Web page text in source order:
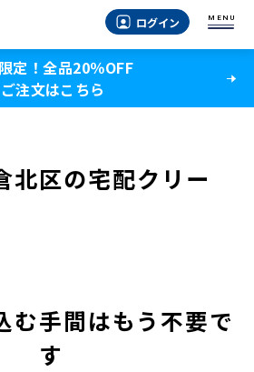
ログイン MENU
定！全品20％OFF
ご注文はこちら
北区の宅配クリー
む手間はもう不要で
す